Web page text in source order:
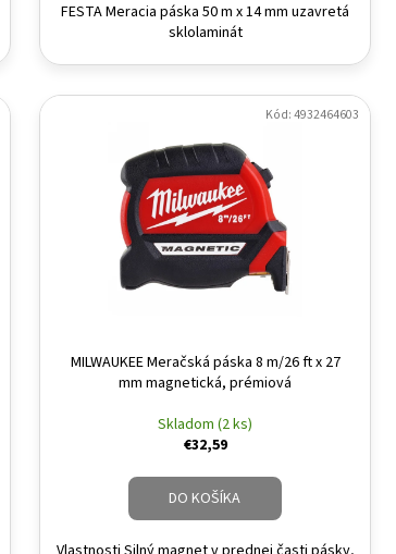
FESTA Meracia páska 50 m x 14 mm uzavretá
sklolaminát
MILWAUKEE Meračská páska 8 m/26 ft x 27
mm magnetická, prémiová
Skladom (2 ks)
€32,59
DO KOŠÍKA
Kód: 4932464603